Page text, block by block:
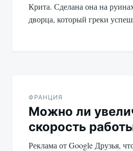
Крита. Сделана она на
дворца, который греки
ФРАНЦИЯ
Можно ли
скорость
Реклама от Google Друзья,